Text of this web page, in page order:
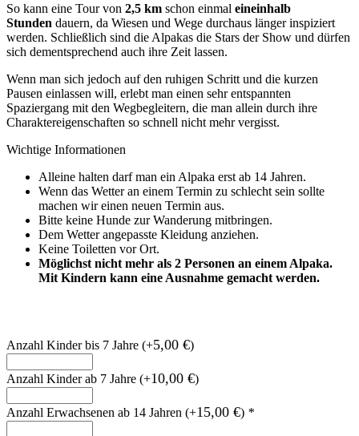
So kann eine Tour von 2,5 km schon einmal eineinhalb
Stunden dauern, da Wiesen und Wege durchaus länger inspiziert
werden. Schließlich sind die Alpakas die Stars der Show und dürfen
sich dementsprechend auch ihre Zeit lassen.
Wenn man sich jedoch auf den ruhigen Schritt und die kurzen
Pausen einlassen will, erlebt man einen sehr entspannten
Spaziergang mit den Wegbegleitern, die man allein durch ihre
Charaktereigenschaften so schnell nicht mehr vergisst.
Wichtige Informationen
Alleine halten darf man ein Alpaka erst ab 14 Jahren.
Wenn das Wetter an einem Termin zu schlecht sein sollte
machen wir einen neuen Termin aus.
Bitte keine Hunde zur Wanderung mitbringen.
Dem Wetter angepasste Kleidung anziehen.
Keine Toiletten vor Ort.
Möglichst nicht mehr als 2 Personen an einem Alpaka.
Mit Kindern kann eine Ausnahme gemacht werden.
Anzahl Kinder bis 7 Jahre (+5,00 €)
Anzahl Kinder ab 7 Jahre (+10,00 €)
Anzahl Erwachsenen ab 14 Jahren (+15,00 €) *